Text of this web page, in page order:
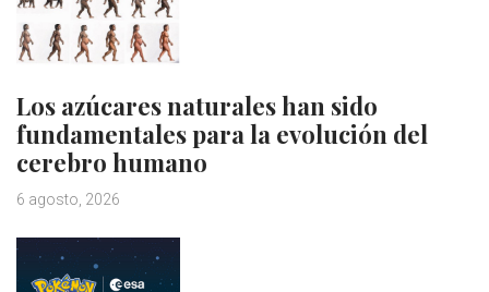
Los azúcares naturales han sido
fundamentales para la evolución del
cerebro humano
6 agosto, 2026